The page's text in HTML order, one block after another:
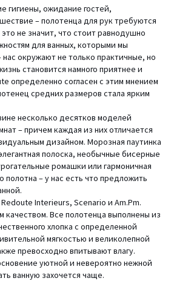
гигиены, ожидание гостей,
– полотенца для рук требуются
не значит, что стоит равнодушно
для ванных, которыми мы
нас окружают не только практичные, но
становится намного приятнее и
определенно согласен с этим мнением
средних размеров стала ярким
несколько десятков моделей
– причем каждая из них отличается
дизайном. Морозная паутинка
полоска, необычные бисерные
ромашки или гармоничная
полотна – у нас есть что предложить
Interieurs, Scenario и Am.Pm.
качеством. Все полотенца выполнены из
хлопка с определенной
мягкостью и великолепной
превосходно впитывают влагу.
уютной и невероятно нежной
ванную захочется чаще.